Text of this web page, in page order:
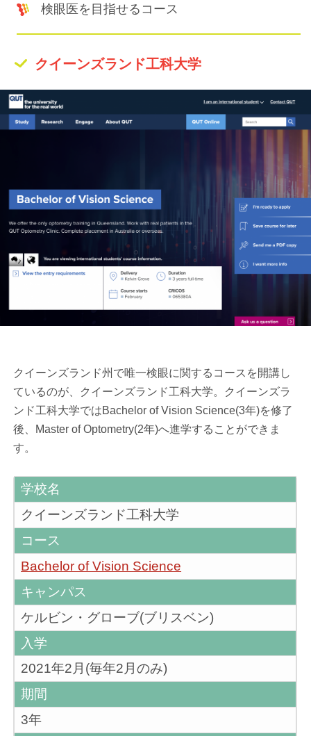
検眼医を目指せるコース
クイーンズランド工科大学
クイーンズランド州で唯一検眼に関するコースを開講し
ているのが、クイーンズランド工科大学。クイーンズラ
ンド工科大学ではBachelor of Vision Science(3年)を修了
後、Master of Optometry(2年)へ進学することができま
す。
学校名
クイーンズランド工科大学
コース
Bachelor of Vision Science
キャンパス
ケルビン・グローブ(ブリスベン)
入学
2021年2月(毎年2月のみ)
期間
3年